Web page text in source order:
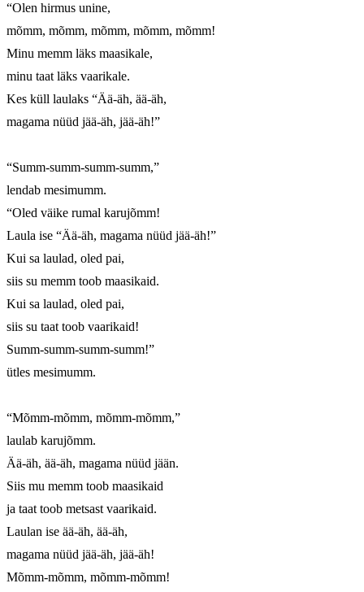
“Olen hirmus unine,
mõmm, mõmm, mõmm, mõmm, mõmm!
Minu memm läks maasikale,
minu taat läks vaarikale.
Kes küll laulaks “Ää-äh, ää-äh,
magama nüüd jää-äh, jää-äh!”
“Summ-summ-summ-summ,”
lendab mesimumm.
“Oled väike rumal karujõmm!
Laula ise “Ää-äh, magama nüüd jää-äh!”
Kui sa laulad, oled pai,
siis su memm toob maasikaid.
Kui sa laulad, oled pai,
siis su taat toob vaarikaid!
Summ-summ-summ-summ!”
ütles mesimumm.
“Mõmm-mõmm, mõmm-mõmm,”
laulab karujõmm.
Ää-äh, ää-äh, magama nüüd jään.
Siis mu memm toob maasikaid
ja taat toob metsast vaarikaid.
Laulan ise ää-äh, ää-äh,
magama nüüd jää-äh, jää-äh!
Mõmm-mõmm, mõmm-mõmm!